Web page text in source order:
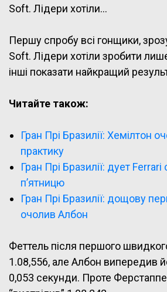
Soft. Лідери хотіли…
Першу спробу всі гонщики,
Soft. Лідери хотіли зробити
інші показати найкращий
Читайте також:
Гран Прі Бразилії: Хемілтон
практику
Гран Прі Бразилії: дует
п’ятницю
Гран Прі Бразилії: дощову
очолив Албон
Феттель після першого
1.08,556, але Албон випередив
0,053 секунди. Проте